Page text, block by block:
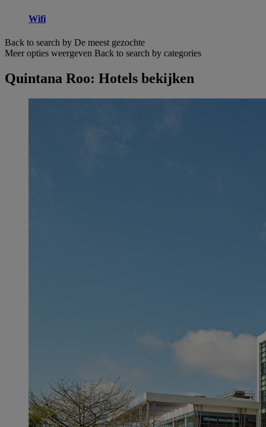
Wifi
Back to search by De meest gezochte
Meer opties weergeven Back to search by categories
Quintana Roo: Hotels bekijken